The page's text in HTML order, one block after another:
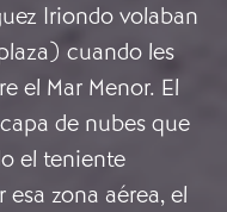
Iriondo volaban
cuando les
el Mar Menor. El
de nubes que
el teniente
zona aérea, el